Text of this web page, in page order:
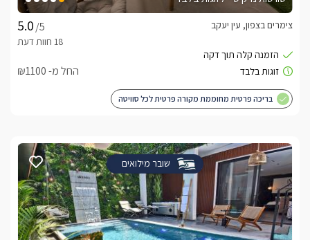
/5
צימרים בצפון, עין יעקב
החל מ- ₪1100
בריכה פרטית מחוממת מקורה פרטית לכל סוויטה
שובר מילואים